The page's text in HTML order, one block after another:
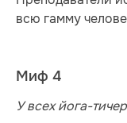
всю гамму
Миф 4
У всех йога-